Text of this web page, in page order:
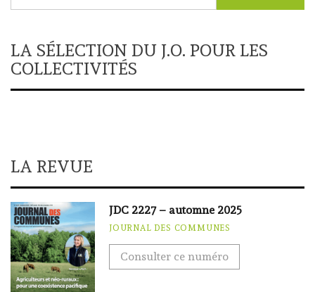
LA SÉLECTION DU J.O. POUR LES
COLLECTIVITÉS
LA REVUE
JDC 2227 – automne 2025
JOURNAL DES COMMUNES
Consulter ce numéro